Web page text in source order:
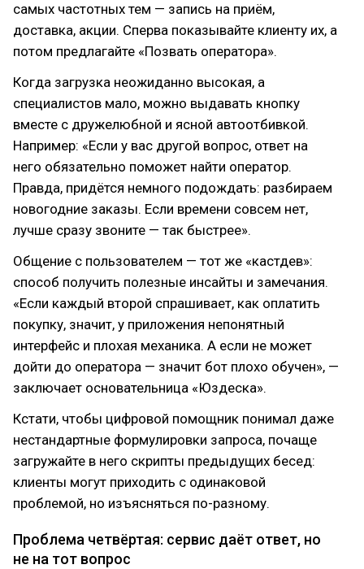
самых частотных тем — запись на приём,
доставка, акции. Сперва показывайте клиенту их, а
потом предлагайте «Позвать оператора».
Когда загрузка неожиданно высокая, а
специалистов мало, можно выдавать кнопку
вместе с дружелюбной и ясной автоотбивкой.
Например: «Если у вас другой вопрос, ответ на
него обязательно поможет найти оператор.
Правда, придётся немного подождать: разбираем
новогодние заказы. Если времени совсем нет,
лучше сразу звоните — так быстрее».
Общение с пользователем — тот же «кастдев»:
способ получить полезные инсайты и замечания.
«Если каждый второй спрашивает, как оплатить
покупку, значит, у приложения непонятный
интерфейс и плохая механика. А если не может
дойти до оператора — значит бот плохо обучен», —
заключает основательница «Юздеска».
Кстати, чтобы цифровой помощник понимал даже
нестандартные формулировки запроса, почаще
загружайте в него скрипты предыдущих бесед:
клиенты могут приходить с одинаковой
проблемой, но изъясняться по-разному.
Проблема четвёртая: сервис даёт ответ, но
не на тот вопрос